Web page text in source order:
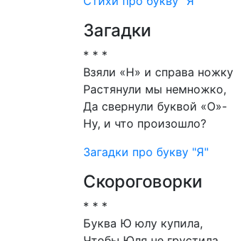
Загадки
* * *
Взяли «Н» и справа ножку
Растянули мы немножко,
Да свернули буквой «О»-
Ну, и что произошло?
Загадки про букву "Я"
Скороговорки
* * *
Буква Ю юлу купила,